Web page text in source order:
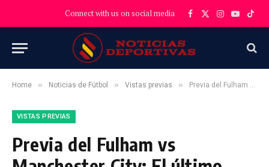
Connect with us on social media Facebook
X
Instagram
YouTube
Home » Noticias de Fútbol » Vistas previas » Previa del Fulham vs Manchester City: El último partido de De Bruyne con el City se jugará en Craven Cottage
VISTAS PREVIAS
Previa del Fulham vs